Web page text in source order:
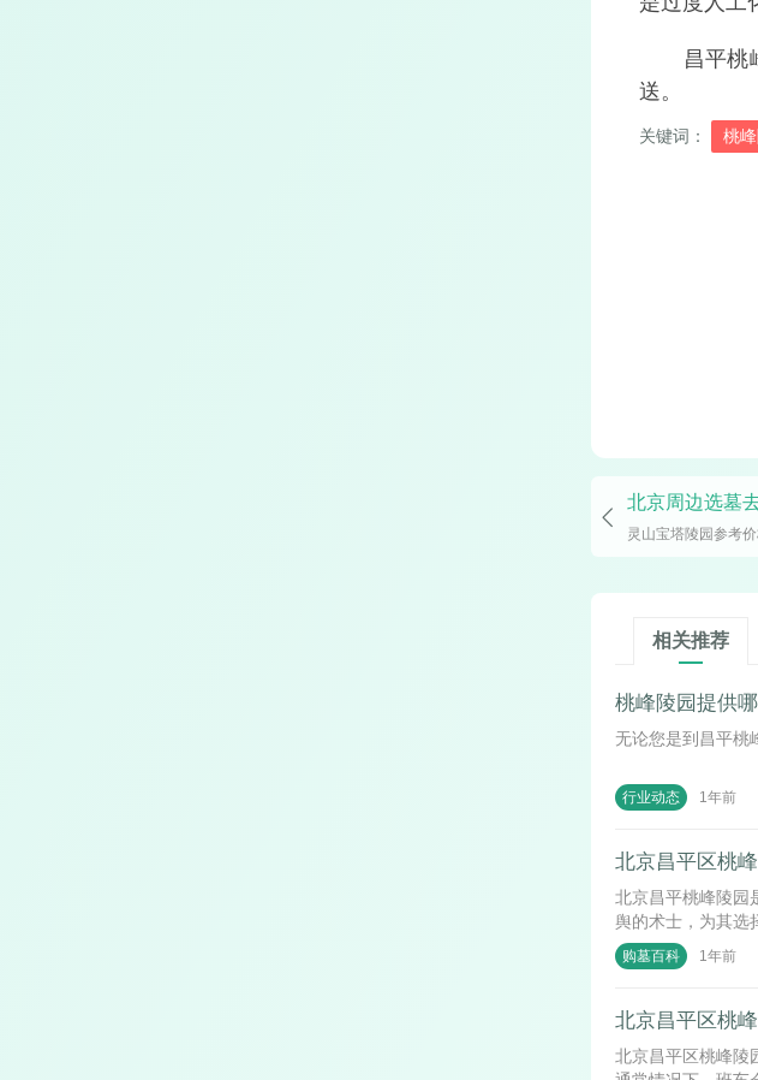
昌平桃峰
送。
关键词： 桃
北京周边选墓
相关推荐
桃峰陵园提供
无论您是到昌平桃
行业动态 1年前
北京昌平区桃
北京昌平桃峰陵园
舆的术士，为其选
购墓百科 1年前
北京昌平区桃
北京昌平区桃峰陵